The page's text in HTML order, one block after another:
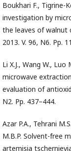
Boukhari F., Tigrine-
investigation by
the leaves of walnut
2013. V. 96, N6. Pp.
Li X.J., Wang W., Luo
microwave
evaluation of
N2. Pp. 437–444.
Azar P.A., Tehrani
M.B.P. Solvent-free
artemisia